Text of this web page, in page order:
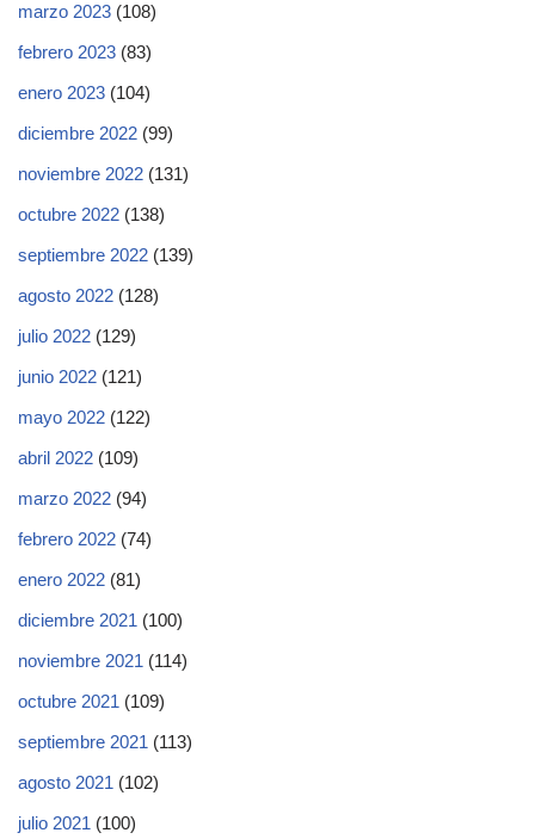
marzo 2023 (108)
febrero 2023 (83)
enero 2023 (104)
diciembre 2022 (99)
noviembre 2022 (131)
octubre 2022 (138)
septiembre 2022 (139)
agosto 2022 (128)
julio 2022 (129)
junio 2022 (121)
mayo 2022 (122)
abril 2022 (109)
marzo 2022 (94)
febrero 2022 (74)
enero 2022 (81)
diciembre 2021 (100)
noviembre 2021 (114)
octubre 2021 (109)
septiembre 2021 (113)
agosto 2021 (102)
julio 2021 (100)